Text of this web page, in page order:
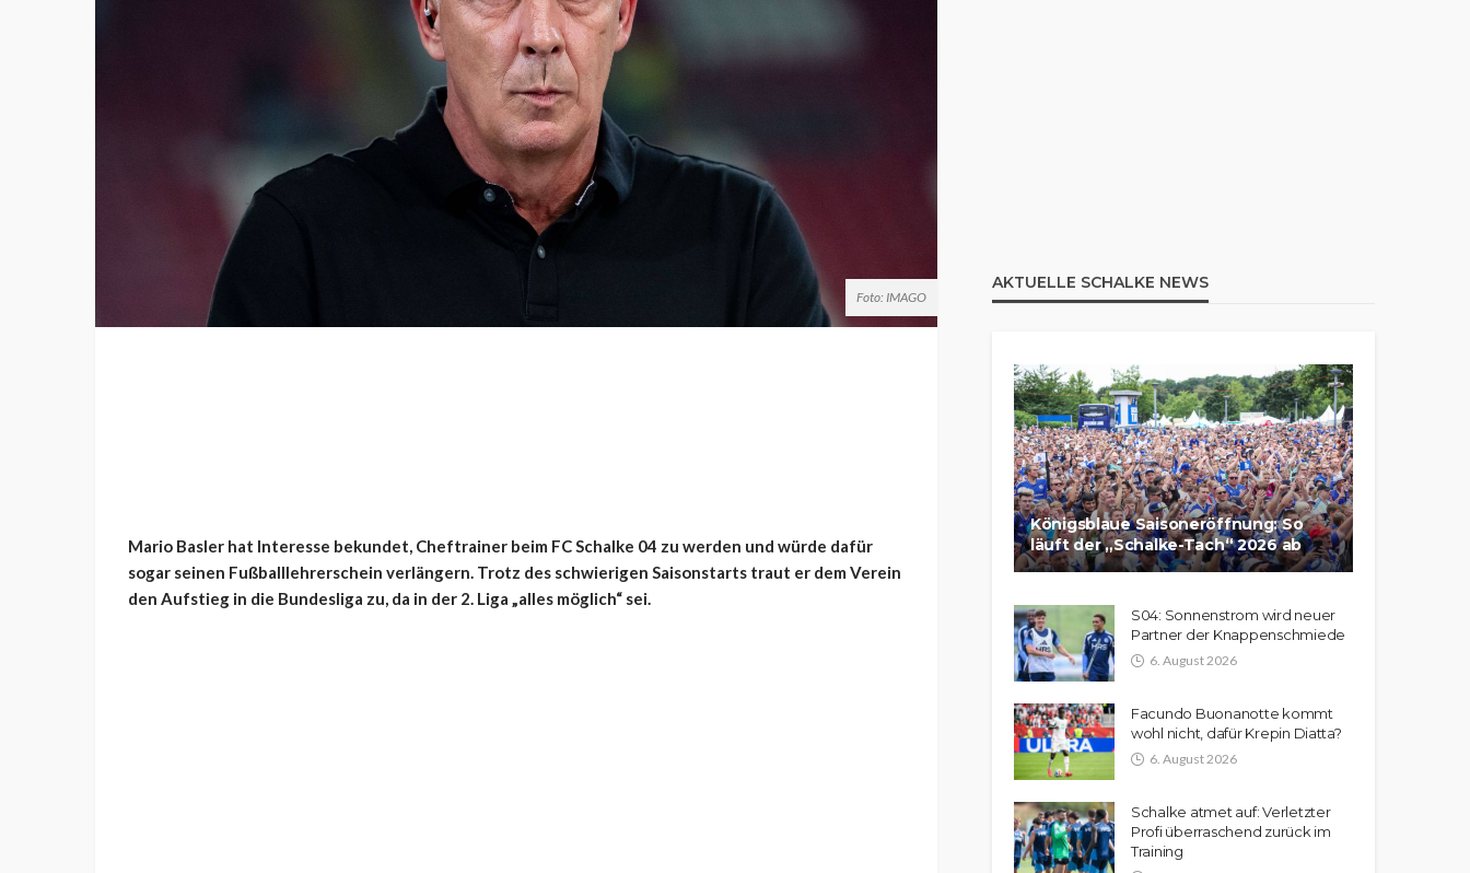
Foto: IMAGO
Mario Basler hat Interesse bekundet, Cheftrainer beim FC Schalke 04 zu werden und würde dafür
sogar seinen Fußballlehrerschein verlängern. Trotz des schwierigen Saisonstarts traut er dem Verein
den Aufstieg in die Bundesliga zu, da in der 2. Liga „alles möglich“ sei.
AKTUELLE SCHALKE NEWS
Königsblaue Saisoneröffnung: So
läuft der „Schalke-Tach“ 2026 ab
S04: Sonnenstrom wird neuer
Partner der Knappenschmiede
6. August 2026
Facundo Buonanotte kommt
wohl nicht, dafür Krepin Diatta?
6. August 2026
Schalke atmet auf: Verletzter
Profi überraschend zurück im
Training